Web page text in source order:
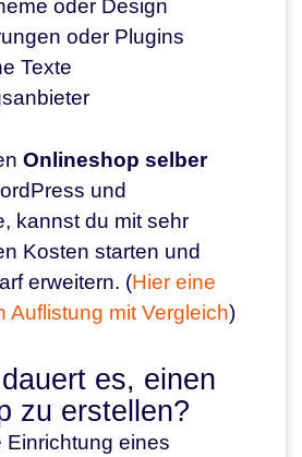
oder Design
oder Plugins
Texte
Onlineshop selber
und
kannst du mit sehr
Kosten starten und
erweitern. (Hier eine
Auflistung mit Vergleich)
es, einen
zu erstellen?
Einrichtung eines